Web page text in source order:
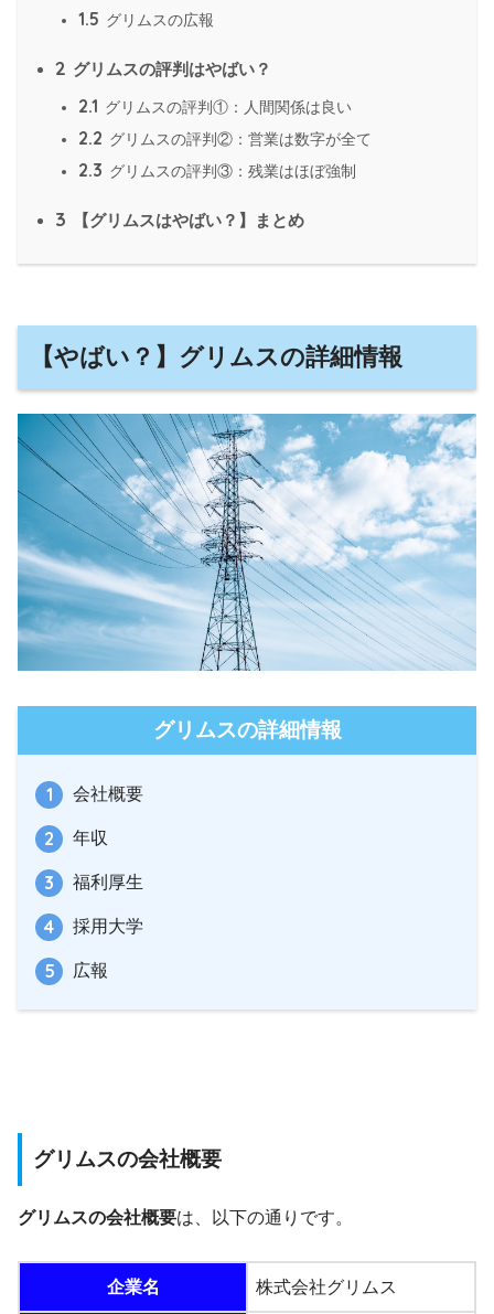
1.5 グリムスの広報
2 グリムスの評判はやばい？
2.1 グリムスの評判①：人間関係は良い
2.2 グリムスの評判②：営業は数字が全て
2.3 グリムスの評判③：残業はほぼ強制
3 【グリムスはやばい？】まとめ
【やばい？】グリムスの詳細情報
グリムスの詳細情報
会社概要
年収
福利厚生
採用大学
広報
グリムスの会社概要
グリムスの会社概要は、以下の通りです。
企業名 株式会社グリムス